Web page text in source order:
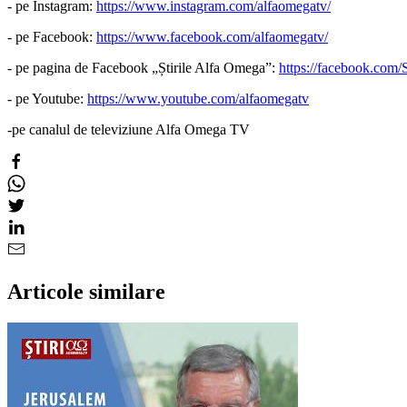
- pe Instagram: https://www.instagram.com/alfaomegatv/
- pe Facebook: https://www.facebook.com/alfaomegatv/
- pe pagina de Facebook „Știrile Alfa Omega”: https://
- pe Youtube: https://www.youtube.com/alfaomegatv
-pe canalul de televiziune Alfa Omega TV
Articole similare